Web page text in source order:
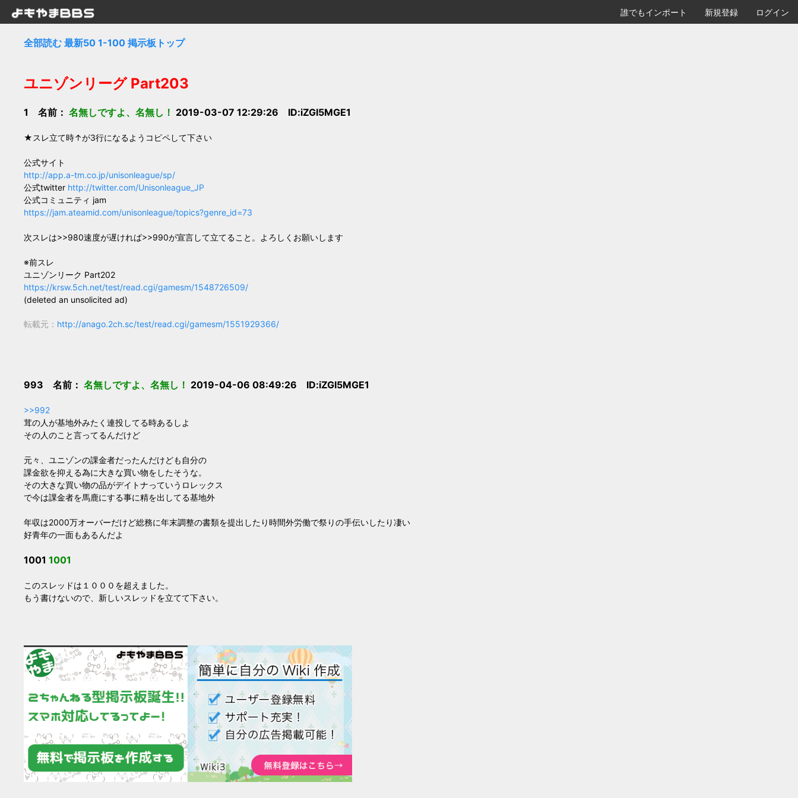
誰でもインポート 新規登録 ログイン
全部読む 最新50 1-100 掲示板トップ
ユニゾンリーグ Part203
1 名前： 名無しですよ、名無し！ 2019-03-07 12:29:26 ID:iZGI5MGE1
★スレ立て時↑が3行になるようコピペして下さい
公式サイト
http://app.a-tm.co.jp/unisonleague/sp/
公式twitter http://twitter.com/Unisonleague_JP
公式コミュニティ jam
https://jam.ateamid.com/unisonleague/topics?genre_id=73
次スレは>>980速度が遅ければ>>990が宣言して立てること。よろしくお願いします
※前スレ
ユニゾンリーク Part202
https://krsw.5ch.net/test/read.cgi/gamesm/1548726509/
(deleted an unsolicited ad)
転載元： http://anago.2ch.sc/test/read.cgi/gamesm/1551929366/
993 名前： 名無しですよ、名無し！ 2019-04-06 08:49:26 ID:iZGI5MGE1
>>992
茸の人が基地外みたく連投してる時あるしよ
その人のこと言ってるんだけど
元々、ユニゾンの課金者だったんだけども自分の
課金欲を抑える為に大きな買い物をしたそうな。
その大きな買い物の品がデイトナっていうロレックス
で今は課金者を馬鹿にする事に精を出してる基地外
年収は2000万オーバーだけど総務に年末調整の書類を提出したり時間外労働で祭りの手伝いしたり凄い
好青年の一面もあるんだよ
1001 1001
このスレッドは１０００を超えました。
もう書けないので、新しいスレッドを立てて下さい。